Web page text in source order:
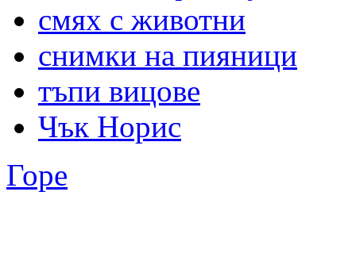
смях с животни
снимки на пияници
тъпи вицове
Чък Норис
Горе